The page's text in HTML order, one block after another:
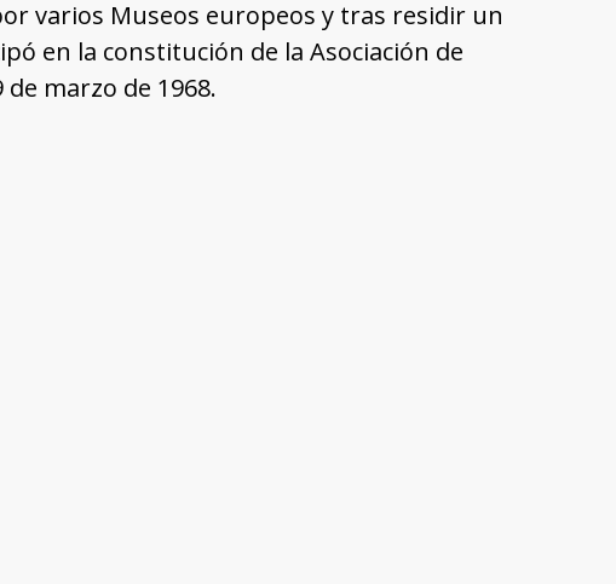
varios Museos europeos y tras residir un
en la constitución de la Asociación de
marzo de 1968.